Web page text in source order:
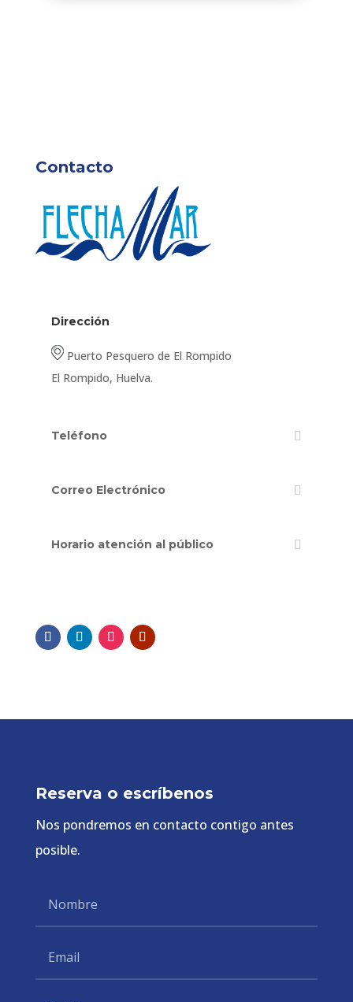
Contacto
Dirección
Puerto Pesquero de El Rompido
El Rompido, Huelva.
Teléfono
Correo Electrónico
Horario atención al público
Reserva o escríbenos
Nos pondremos en contacto contigo antes
posible.